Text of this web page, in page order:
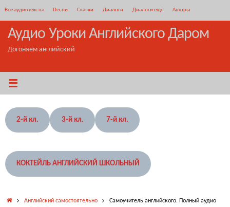
содержимому
Все аудиотексты Песни Сказки Диалоги Диалоги ещё Авторы
Аудио Уроки Английского Даром
Догоняем английский
2-й кл. 3-й кл. 7-й кл.
КОКТЕЙЛЬ АНГЛИЙСКИЙ ШКОЛЬНЫЙ
ГлавнаяАнглийский самостоятельно
Самоучитель английского. Полный аудио